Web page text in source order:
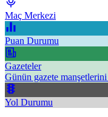
Maç Merkezi
Puan Durumu
Gazeteler
Günün gazete
Yol Durumu